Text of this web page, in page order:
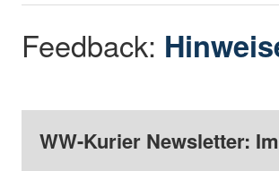
Feedback:
WW-Kurier Newsletter: